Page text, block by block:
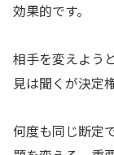
効果的です。
相手を変えよう
見は聞くが決定
何度も同じ断定